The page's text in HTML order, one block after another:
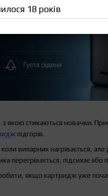
стикаються новачки.
підгорів.
випарник нагрівається,
перегрівається, підсихає або
якщо картридж уже
18 років